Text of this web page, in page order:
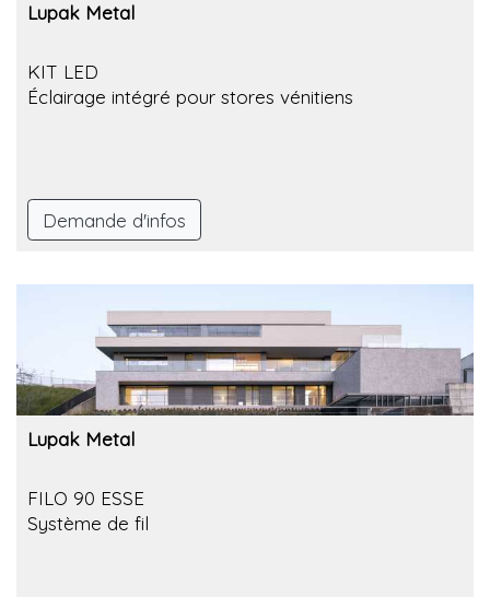
Lupak Metal
KIT LED
Éclairage intégré pour stores vénitiens
Demande d'infos
Lupak Metal
FILO 90 ESSE
Système de fil